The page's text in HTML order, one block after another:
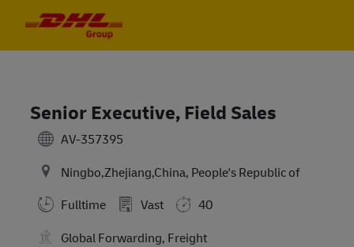
Senior Executive, Field Sales
AV-357395
Ningbo,Zhejiang,China, People's Republic of
Fulltime
Vast
40
Global Forwarding, Freight